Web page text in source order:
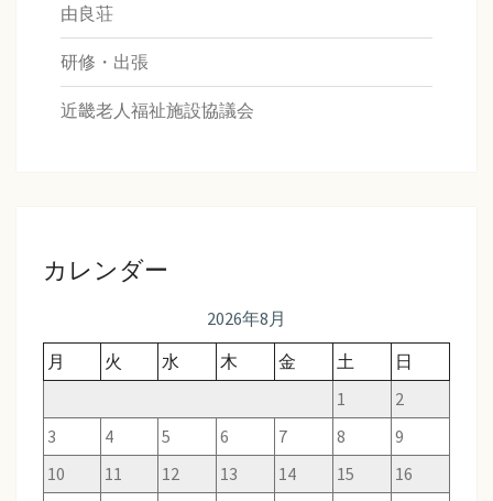
由良荘
研修・出張
近畿老人福祉施設協議会
カレンダー
2026年8月
月
火 水 木 金 土
日
1
2
3
4 5 6 7 8
9
10
11 12 13 14 15
16